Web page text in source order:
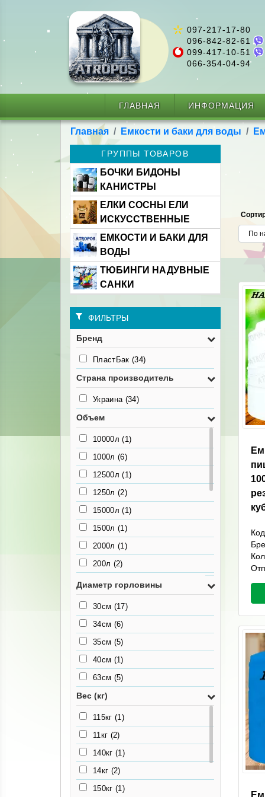
097-217-17-80
096-842-82-61
099-417-10-51
066-354-04-94
ГЛАВНАЯ ИНФОРМАЦИЯ
Главная Емкости и баки для воды
ГРУППЫ ТОВАРОВ
БОЧКИ БИДОНЫ
КАНИСТРЫ
ЕЛКИ СОСНЫ ЕЛИ
ИСКУССТВЕННЫЕ
ЕМКОСТИ И БАКИ ДЛЯ
ВОДЫ
ТЮБИНГИ НАДУВНЫЕ
САНКИ
ФИЛЬТРЫ
Бренд
ПластБак (34)
Страна производитель
Украина (34)
Объем
10000л(1)
1000л (6)
12500л(1)
1250л (2)
15000л(1)
1500л (1)
2000л (1)
200л (2)
2500л(1)
300л(5)
3500л(1)
4000л(1)
4500л(1)
5000л(1)
500л(3)
7000л(1)
7500л(1)
750л(3)
Диаметр горловины
30см (17)
34см (6)
35см (5)
40см (1)
63см (5)
Вес (кг)
115кг (1)
11кг (2)
140кг (1)
14кг (2)
150кг (1)